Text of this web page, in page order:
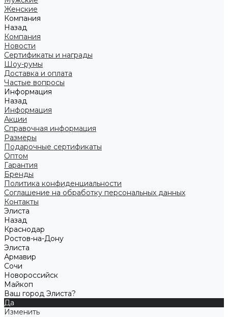
Женские
Компания
Назад
Компания
Новости
Сертификаты и награды
Шоу-румы
Доставка и оплата
Частые вопросы
Информация
Назад
Информация
Акции
Справочная информация
Размеры
Подарочные сертификаты
Оптом
Гарантия
Бренды
Политика конфиденциальности
Соглашение на обработку персональных данных
Контакты
Элиста
Назад
Краснодар
Ростов-на-Дону
Элиста
Армавир
Сочи
Новороссийск
Майкоп
Ваш город Элиста?
Да
Изменить